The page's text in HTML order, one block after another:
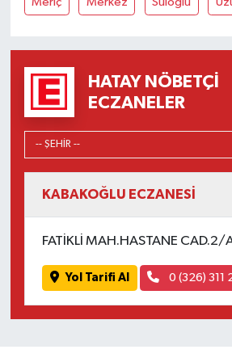
HATAY NÖBETÇI
ECZANELER
KABAKOĞLU ECZANESİ
FATİKLİ MAH.HASTANE CAD.2/
Yol Tarifi Al 0 (326) 311